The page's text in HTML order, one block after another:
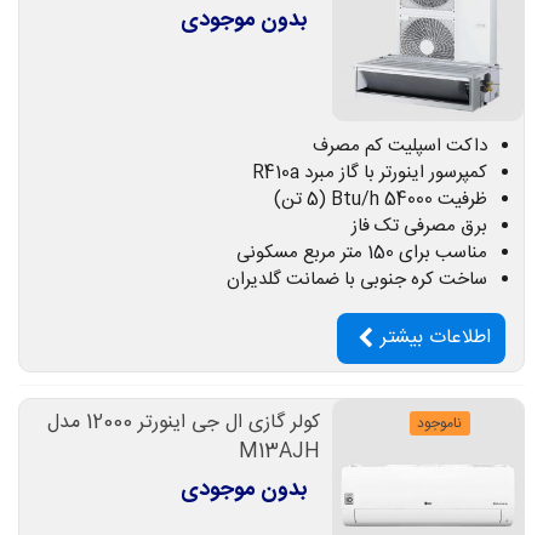
بدون موجودی
داکت اسپلیت کم مصرف
کمپرسور اینورتر با گاز مبرد R410a
ظرفیت 54000 Btu/h (5 تن)
برق مصرفی تک فاز
مناسب برای 150 متر مربع مسکونی
ساخت کره جنوبی با ضمانت گلدیران
اطلاعات بیشتر
ناموجود
کولر گازی ال جی اینورتر 12000 مدل
M13AJH
بدون موجودی